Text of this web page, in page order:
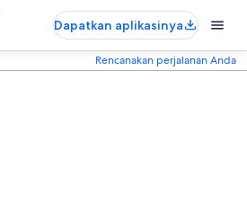
Dapatkan aplikasinya
Rencanakan perjalanan Anda